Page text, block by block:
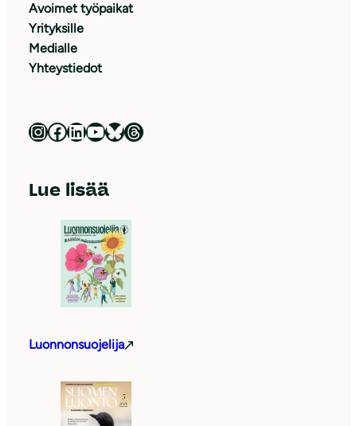
Avoimet työpaikat
Yrityksille
Medialle
Yhteystiedot
Luonnonsuojeluliitto Instagramissa Luonnonsuojeluliitto Facebookissa Luonnonsuojeluliitto LinkedInissä Luonnonsuojeluliiton YouTube-kanava Luonnonsuojeluliitto Blueskyssa Luonnonsuojeluliitto Threadsissa
Lue lisää
Luonnonsuojelija